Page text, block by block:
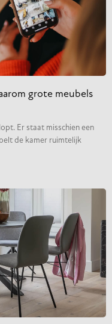
grote meubels
Er staat misschien een
de kamer ruimtelijk